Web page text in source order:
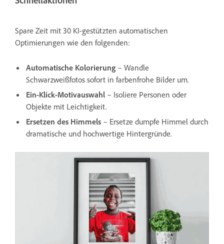
Spare Zeit mit 30 KI-gestützten automatischen
Optimierungen wie den folgenden:
Automatische Kolorierung – Wandle
Schwarzweißfotos sofort in farbenfrohe Bilder um.
Ein-Klick-Motivauswahl ­– Isoliere Personen oder
Objekte mit Leichtigkeit.
Ersetzen des Himmels – Ersetze dumpfe Himmel durch
dramatische und hochwertige Hintergründe.